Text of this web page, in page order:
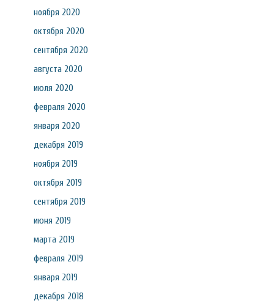
ноября 2020
октября 2020
сентября 2020
августа 2020
июля 2020
февраля 2020
января 2020
декабря 2019
ноября 2019
октября 2019
сентября 2019
июня 2019
марта 2019
февраля 2019
января 2019
декабря 2018